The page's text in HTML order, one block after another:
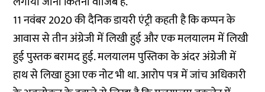
11 नवंबर 2020 की दैनिक डायरी एंट्री कहती है कि कप्पन के
आवास से तीन अंग्रेजी में लिखी हुई और एक मलयालम में लिखी
हुई पुस्तक बरामद हुई. मलयालम पुस्तिका के अंदर अंग्रेजी में
हाथ से लिखा हुआ एक नोट भी था. आरोप पत्र में जांच अधिकारी